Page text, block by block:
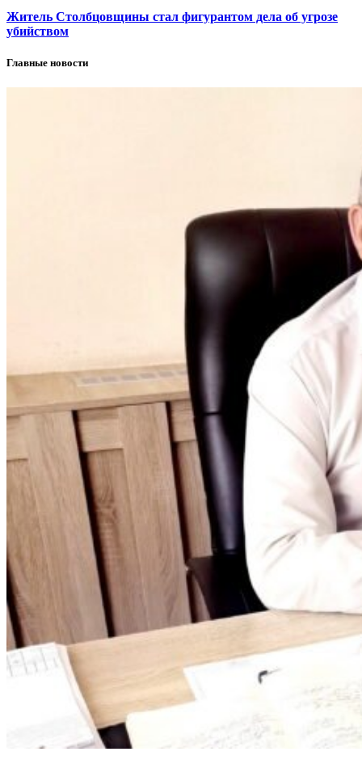
Житель Столбцовщины стал фигурантом дела об угрозе
убийством
Главные новости